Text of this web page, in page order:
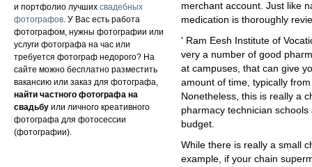
и портфолио лучших свадебных
фотографов. У Вас есть работа
фотографом, нужны фотографии или
услуги фотографа на час или
требуется фотограф недорого? На
сайте можно бесплатно разместить
вакансию или заказ для фотографа,
найти частного фотографа на
свадьбу или личного креативного
фотографа для фотосессии
(фотографии).
merchant account. Just like
medication is thoroughly
' Ram Eesh Institute of
very a number of good
at campuses, that can give
amount of time, typically
Nonetheless, this is really a
pharmacy technician
budget.
While there is really a small
example, if your chain